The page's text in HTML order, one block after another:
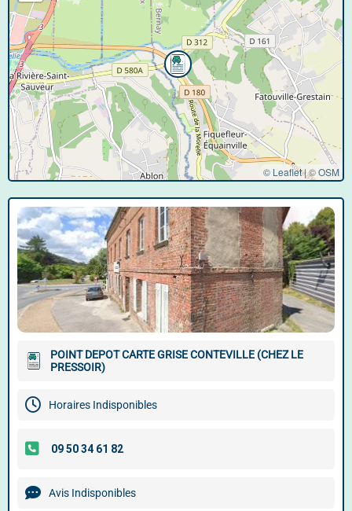
© Leaflet|©OSM
POINT DEPOT CARTE GRISE CONTEVILLE (CHEZ LE
PRESSOIR)
Horaires Indisponibles
Avis Indisponibles